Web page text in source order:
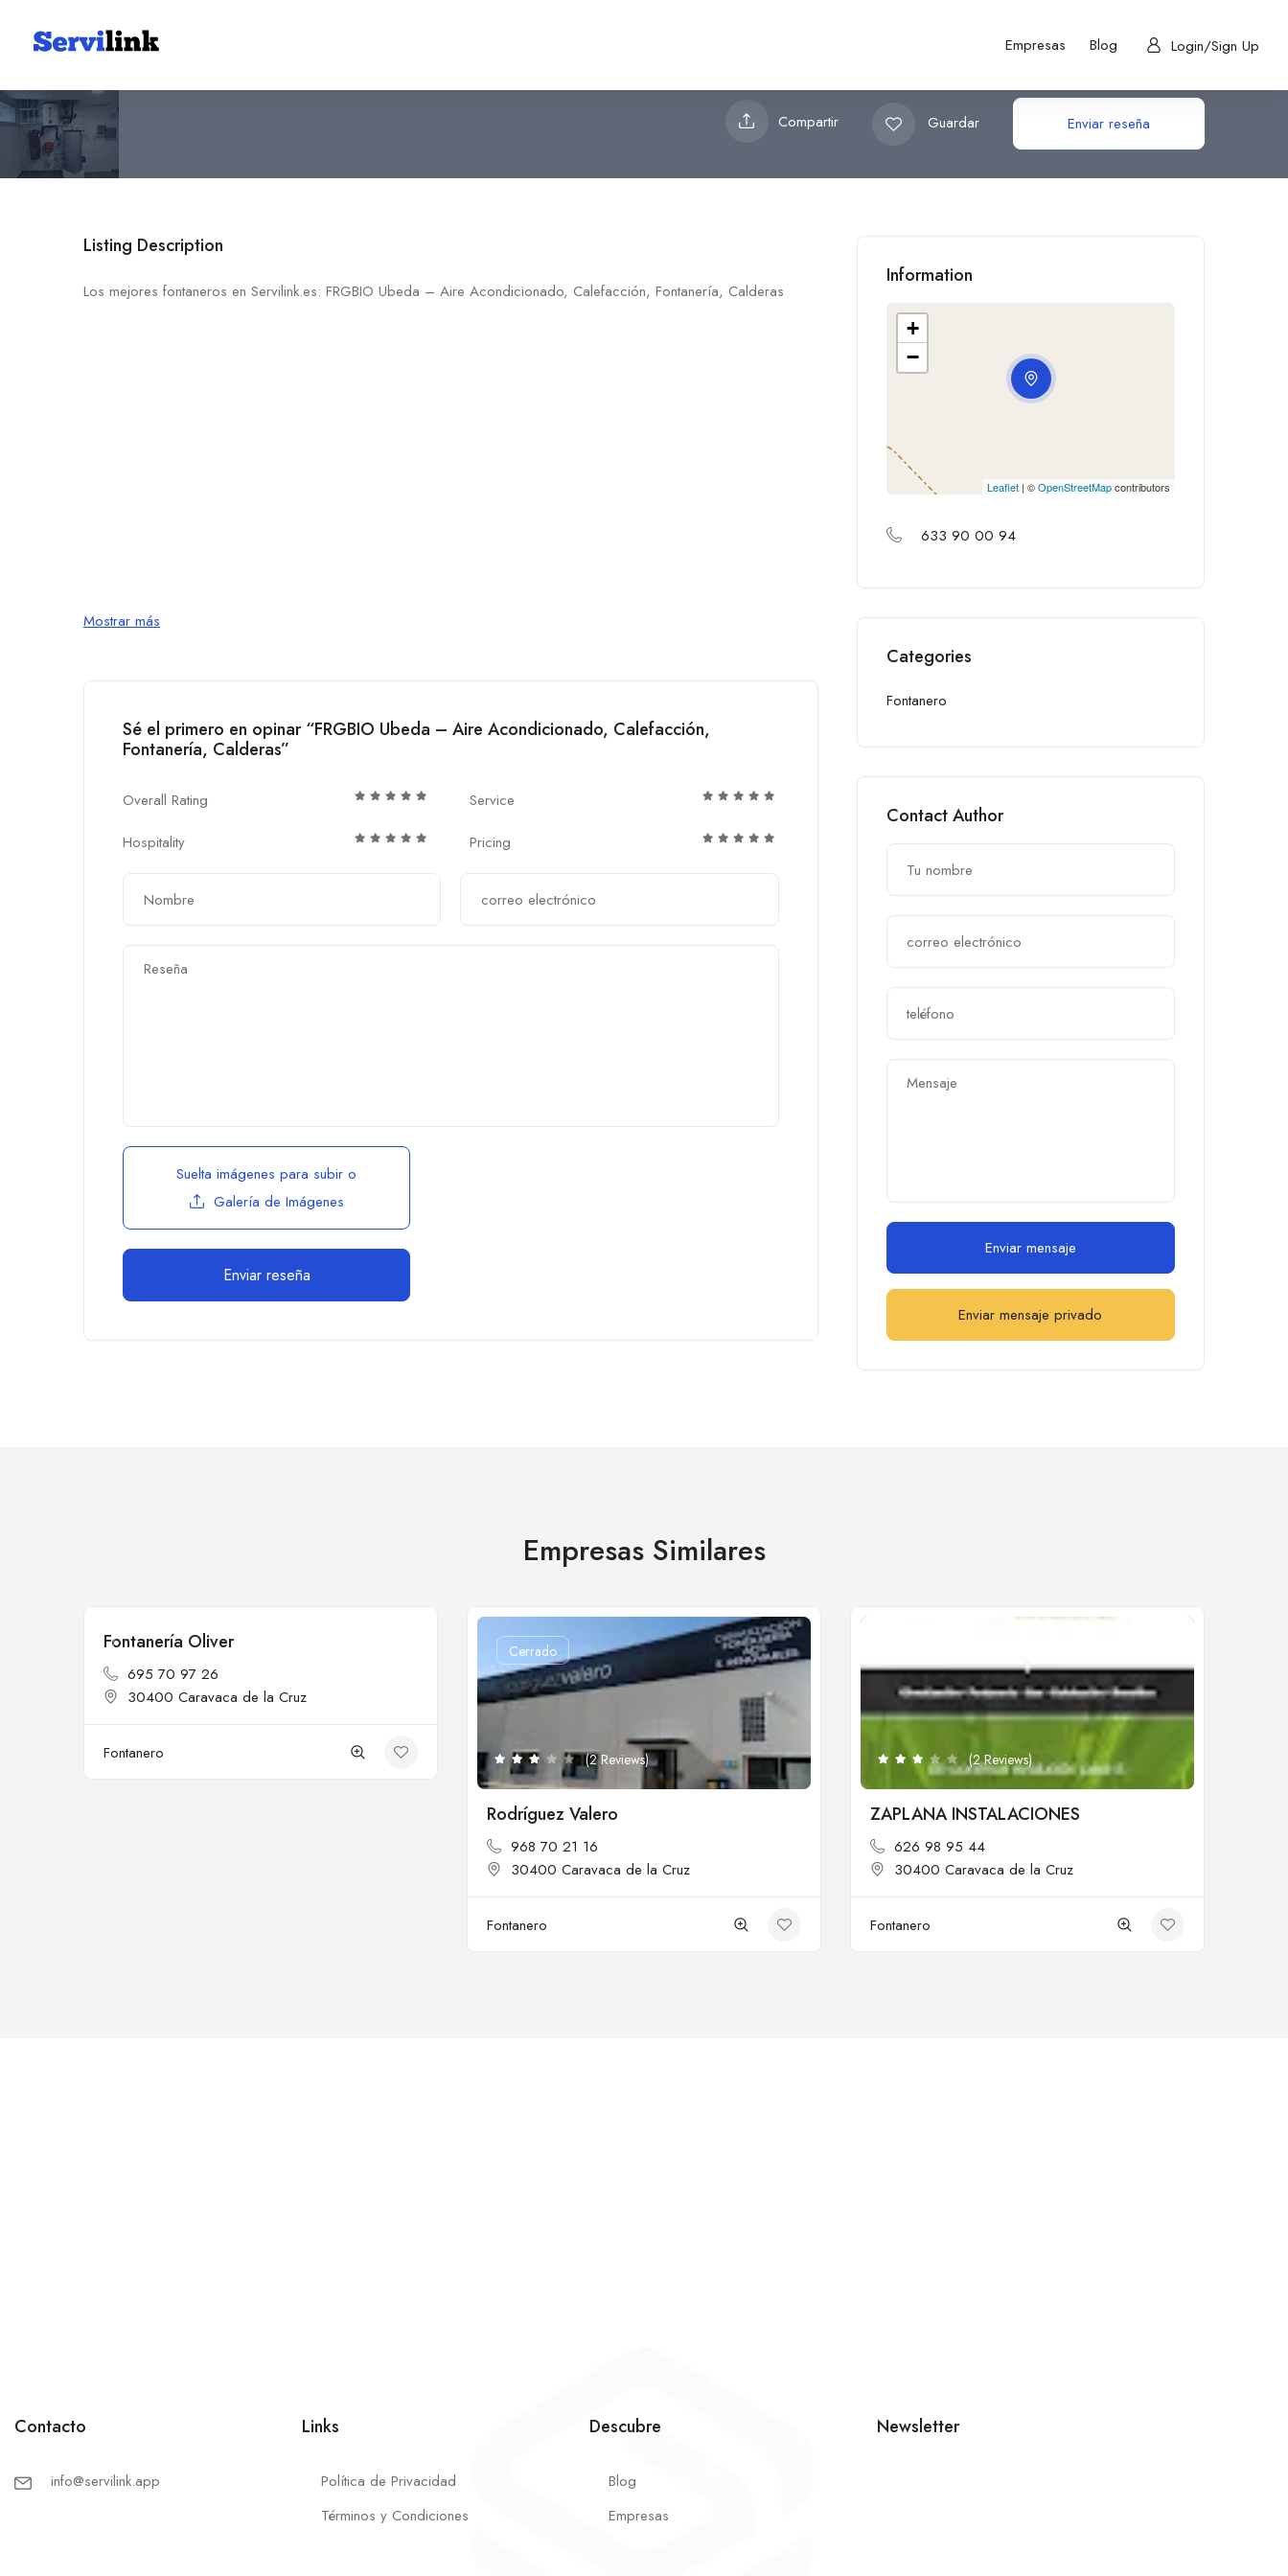
Empresas Blog Login/Sign Up
FRGBIO Ubeda – Aire Acondicionado, Calefacción, Fontanería, Calderas
Compartir Guardar Enviar reseña
Listing Description
Los mejores fontaneros en Servilink.es: FRGBIO Ubeda – Aire Acondicionado, Calefacción, Fontanería, Calderas
Mostrar más
Sé el primero en opinar “FRGBIO Ubeda – Aire Acondicionado, Calefacción,
Fontanería, Calderas”
Overall Rating
Service
Hospitality
Pricing
Suelta imágenes para subir o
Galería de Imágenes
Information
+
−
Leaflet| ©OpenStreetMapcontributors
633 90 00 94
Categories
Fontanero
Contact Author
Enviar mensaje
Enviar mensaje privado
Empresas Similares
Cerrado
Fontanería Oliver
695 70 97 26
30400 Caravaca de la Cruz
Fontanero
Cerrado
(2 Reviews)
Rodríguez Valero
968 70 21 16
30400 Caravaca de la Cruz
Fontanero
(2 Reviews)
ZAPLANA INSTALACIONES
626 98 95 44
30400 Caravaca de la Cruz
Fontanero
Contacto
info@servilink.app
Links
Política de Privacidad
Términos y Condiciones
Descubre
Blog
Empresas
Newsletter